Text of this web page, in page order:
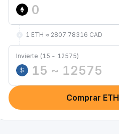
1 ETH ≈ 2807.78316 CAD
Invierte (15 ~ 12575)
$
Comprar ETH